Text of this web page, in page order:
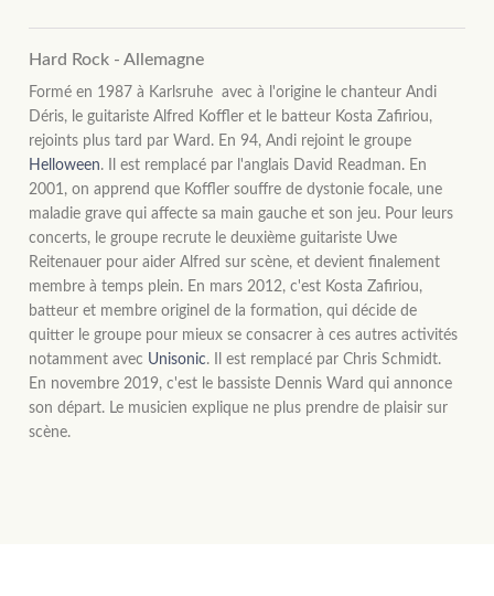
Hard Rock - Allemagne
Formé en 1987 à Karlsruhe avec à l'origine le chanteur Andi
Déris, le guitariste Alfred Koffler et le batteur Kosta Zafiriou,
rejoints plus tard par Ward. En 94, Andi rejoint le groupe
Helloween. Il est remplacé par l'anglais David Readman. En
2001, on apprend que Koffler souffre de dystonie focale, une
maladie grave qui affecte sa main gauche et son jeu. Pour leurs
concerts, le groupe recrute le deuxième guitariste Uwe
Reitenauer pour aider Alfred sur scène, et devient finalement
membre à temps plein. En mars 2012, c'est Kosta Zafiriou,
batteur et membre originel de la formation, qui décide de
quitter le groupe pour mieux se consacrer à ces autres activités
notamment avec Unisonic. Il est remplacé par Chris Schmidt.
En novembre 2019, c'est le bassiste Dennis Ward qui annonce
son départ. Le musicien explique ne plus prendre de plaisir sur
scène.